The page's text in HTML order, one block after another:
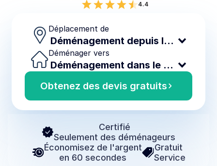
4.4
Déplacement de
Déménager vers
Obtenez des devis gratuits
Certifié
Seulement des déménageurs
Économisez de l'argent
en 60 secondes
Gratuit
Service